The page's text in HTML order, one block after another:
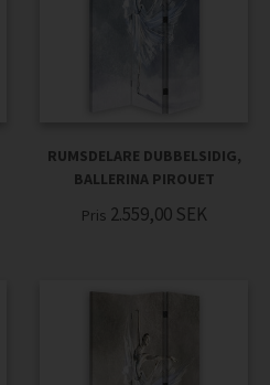
RUMSDELARE DUBBELSIDIG,
BALLERINA PIROUET
Pris 2.559,00 SEK